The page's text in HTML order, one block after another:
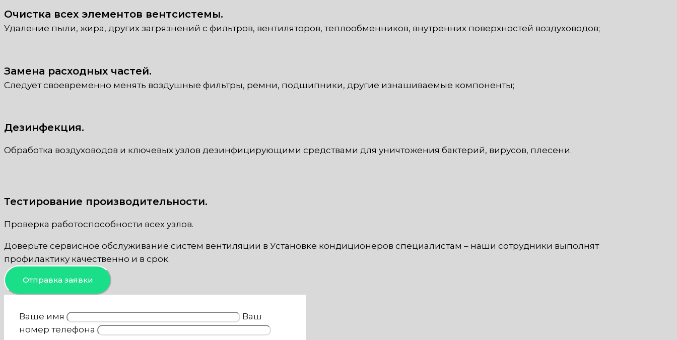
Очистка всех элементов вентсистемы.
Удаление пыли, жира, других загрязнений с фильтров, вентиляторов, теплообменников, внутренних поверхностей воздуховодов;
Замена расходных частей.
Следует своевременно менять воздушные фильтры, ремни, подшипники, другие изнашиваемые компоненты;
Дезинфекция.
Обработка воздуховодов и ключевых узлов дезинфицирующими средствами для уничтожения бактерий, вирусов, плесени.
Тестирование производительности.
Проверка работоспособности всех узлов.
Доверьте сервисное обслуживание систем вентиляции в Установке кондиционеров специалистам – наши сотрудники выполнят
профилактику качественно и в срок.
Отправка заявки
Ваше имя
Ваш
номер телефона